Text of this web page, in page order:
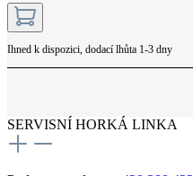
Ihned k dispozici, dodací lhůta 1-3 dny
SERVISNÍ HORKÁ LINKA